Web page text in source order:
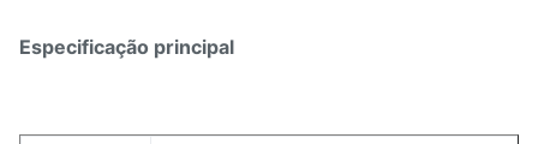
Especificação principal